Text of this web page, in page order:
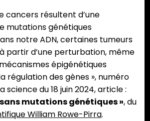
cancers résultent d’une
mutations génétiques
notre ADN, certaines tumeurs
partir d’une perturbation, même
épigénétiques
régulation des gènes », numéro
science du 18 juin 2024, article :
mutations génétiques », du
William Rowe-Pirra.